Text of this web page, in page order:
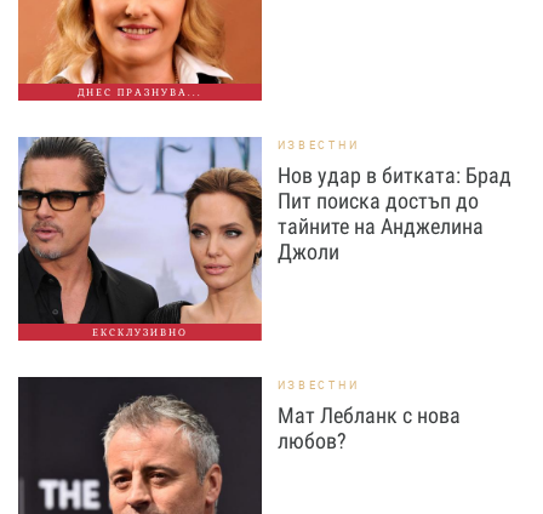
ДНЕС ПРАЗНУВА...
ЕКСКЛУЗИВНО
ИЗВЕСТНИ
Нов удар в битката: Брад
Пит поиска достъп до
тайните на Анджелина
Джоли
ИЗВЕСТНИ
Мат Лебланк с нова
любов?